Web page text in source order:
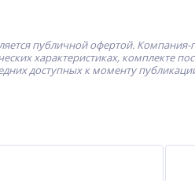
публичной офертой. Компания-
характеристиках, комплекте
доступных к моменту